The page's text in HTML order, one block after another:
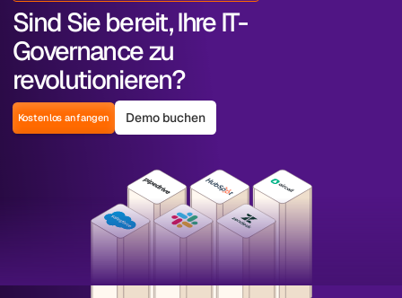
Sind Sie bereit, Ihre IT-
Governance zu
revolutionieren?
Kostenlos anfangen Demo buchen